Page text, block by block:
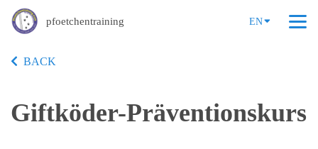
pfoetchentraining EN
BACK
Giftköder-Präventionskurs